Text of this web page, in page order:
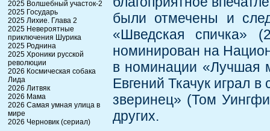
2025 Волшебный участок-2
2025 Государь
2025 Лихие. Глава 2
2025 Невероятные
приключения Шурика
2025 Роднина
2025 Хроники русской
революции
2026 Космическая собака
Лида
2026 Литвяк
2026 Мама
2026 Самая умная улица в
мире
2026 Черновик (сериал)
были отмечены и
«Шведская спичка»
номинирован на
в номинации «Лучшая
Евгений Ткачук играл
зверинец» (Том
других.